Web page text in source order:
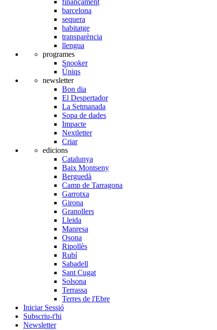
finançament
barcelona
sequera
habitatge
transparència
llengua
programes
Snooker
Úniqs
newsletter
Bon dia
El Despertador
La Setmanada
Sopa de dades
Impacte
Nextletter
Criar
edicions
Catalunya
Baix Montseny
Berguedà
Camp de Tarragona
Garrotxa
Girona
Granollers
Lleida
Manresa
Osona
Ripollès
Rubí
Sabadell
Sant Cugat
Solsona
Terrassa
Terres de l'Ebre
Iniciar Sessió
Subscriu-t'hi
Newsletter